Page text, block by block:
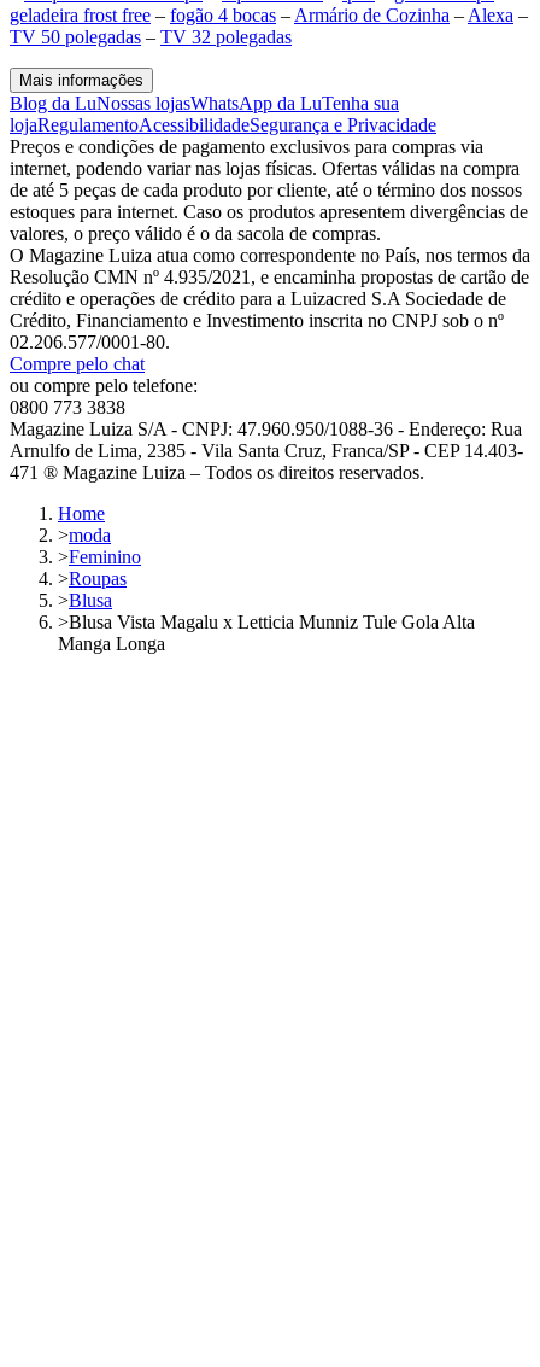
geladeira frost free – fogão 4 bocas – Armário de Cozinha – Alexa –
TV 50 polegadas – TV 32 polegadas
Mais informações
Blog da LuNossas lojasWhatsApp da LuTenha sua
lojaRegulamentoAcessibilidadeSegurança e Privacidade
Preços e condições de pagamento exclusivos para compras via
internet, podendo variar nas lojas físicas. Ofertas válidas na compra
de até 5 peças de cada produto por cliente, até o término dos nossos
estoques para internet. Caso os produtos apresentem divergências de
valores, o preço válido é o da sacola de compras.
O Magazine Luiza atua como correspondente no País, nos termos da
Resolução CMN nº 4.935/2021, e encaminha propostas de cartão de
crédito e operações de crédito para a Luizacred S.A Sociedade de
Crédito, Financiamento e Investimento inscrita no CNPJ sob o nº
02.206.577/0001-80.
Compre pelo chat
ou compre pelo telefone:
0800 773 3838
Magazine Luiza S/A - CNPJ: 47.960.950/1088-36 - Endereço: Rua
Arnulfo de Lima, 2385 - Vila Santa Cruz, Franca/SP - CEP 14.403-
471 ® Magazine Luiza – Todos os direitos reservados.
Home
>moda
>Feminino
>Roupas
>Blusa
>Blusa Vista Magalu x Letticia Munniz Tule Gola Alta
Manga Longa